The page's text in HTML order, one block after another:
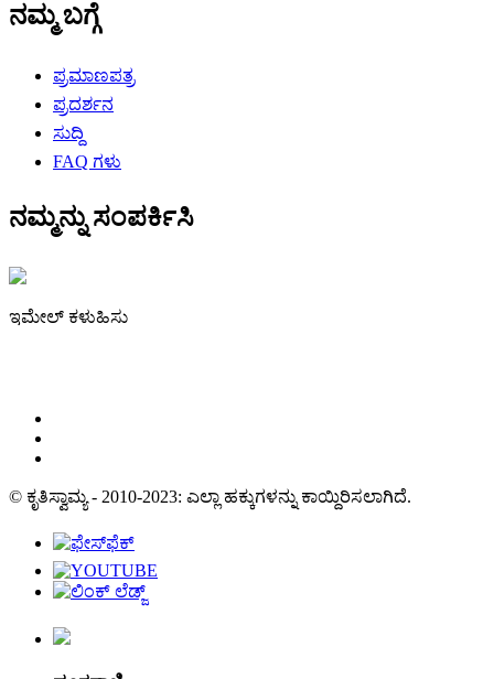
ನಮ್ಮ ಬಗ್ಗೆ
ಪ್ರಮಾಣಪತ್ರ
ಪ್ರದರ್ಶನ
ಸುದ್ದಿ
FAQ ಗಳು
ನಮ್ಮನ್ನು ಸಂಪರ್ಕಿಸಿ
ಇಮೇಲ್ ಕಳುಹಿಸು
© ಕೃತಿಸ್ವಾಮ್ಯ - 2010-2023: ಎಲ್ಲಾ ಹಕ್ಕುಗಳನ್ನು ಕಾಯ್ದಿರಿಸಲಾಗಿದೆ.